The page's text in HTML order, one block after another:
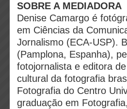
SOBRE A MEDIADORA
Denise Camargo é
em Ciências da
Jornalismo (ECA-USP).
(Pamplona, Espanha),
fotojornalista e editora
cultural da fotografia
Fotografia do Centro
graduação em